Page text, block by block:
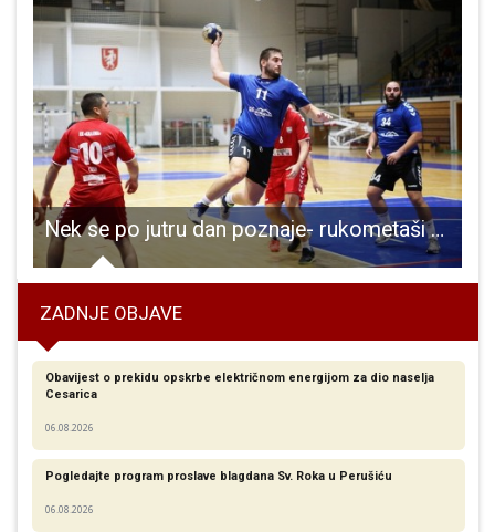
Nek se po jutru dan poznaje- rukometaši Gospića odlični u pripremnim utakmicama
ZADNJE OBJAVE
Obavijest o prekidu opskrbe električnom energijom za dio naselja
Cesarica
06.08.2026
Pogledajte program proslave blagdana Sv. Roka u Perušiću
06.08.2026